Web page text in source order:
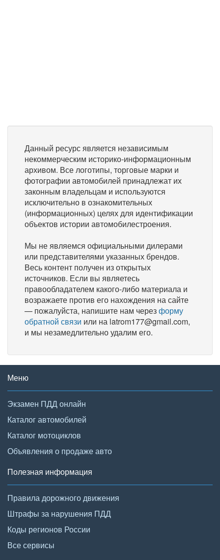
Данный ресурс является независимым
некоммерческим историко-информационным
архивом. Все логотипы, торговые марки и
фотографии автомобилей принадлежат их
законным владельцам и используются
исключительно в ознакомительных
(информационных) целях для идентификации
объектов истории автомобилестроения.
Мы не являемся официальными дилерами
или представителями указанных брендов.
Весь контент получен из открытых
источников. Если вы являетесь
правообладателем какого-либо материала и
возражаете против его нахождения на сайте
— пожалуйста, напишите нам черезформу
обратной связи или на latrom177@gmail.com,
и мы незамедлительно удалим его.
Меню
Экзамен ПДД онлайн
Каталог автомобилей
Каталог мотоциклов
Объявления о продаже авто
Полезная информация
Правила дорожного движения
Штрафы за нарушения ПДД
Коды регионов России
Все сервисы